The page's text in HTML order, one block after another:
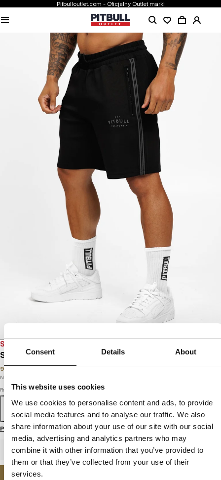
Consent Details About
This website uses cookies
We use cookies to personalise content and ads, to provide
social media features and to analyse our traffic. We also
share information about your use of our site with our social
media, advertising and analytics partners who may
combine it with other information that you’ve provided to
them or that they’ve collected from your use of their
services.
Pitbulloutlet.com - Oficjalny Outlet marki
SALE
SZORTY DRESOWE OLDSCHOOL NELSON
99 PLN 179 PLN
Najniższa cena w okresie ostatnich 30 dni:
Rozmiar
Przewodnik po rozmiarach